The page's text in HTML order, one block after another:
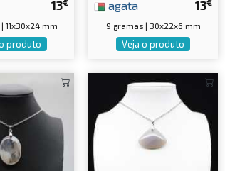
13
11x30x24 mm
produto
13
agata
9 gramas | 30x22x6 mm
Veja o produto